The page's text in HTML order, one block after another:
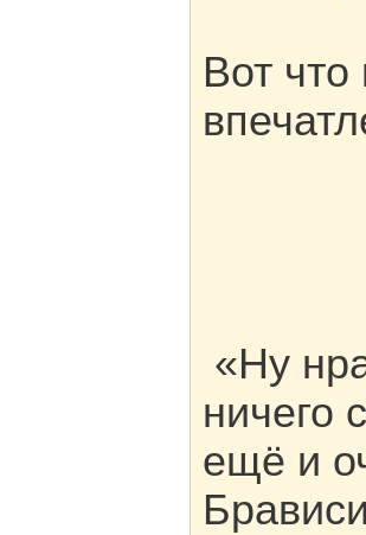
Вот
«Ну
ничего
ещё и